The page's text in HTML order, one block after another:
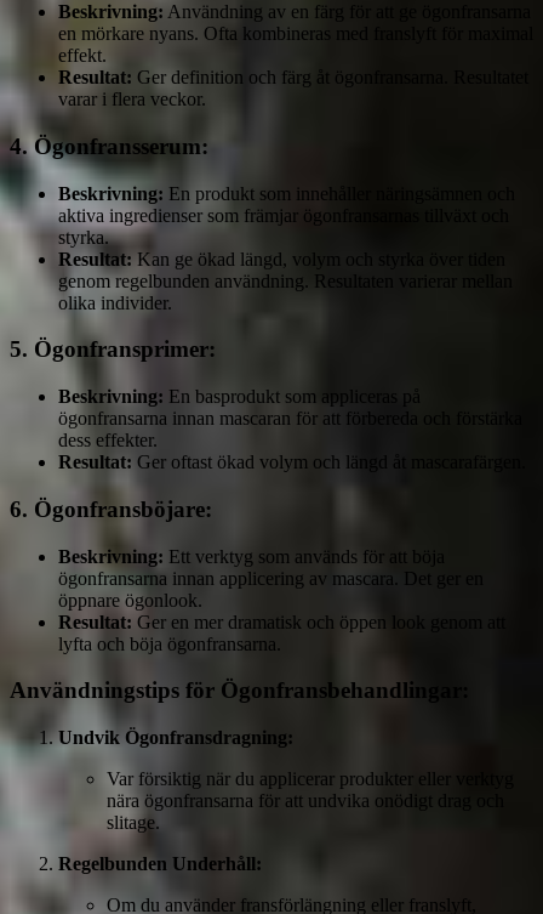
Beskrivning: Användning av en färg för att ge ögonfransarna
en mörkare nyans. Ofta kombineras med franslyft för maximal
effekt.
Resultat: Ger definition och färg åt ögonfransarna. Resultatet
varar i flera veckor.
4.Ögonfransserum:
Beskrivning: En produkt som innehåller näringsämnen och
aktiva ingredienser som främjar ögonfransarnas tillväxt och
styrka.
Resultat: Kan ge ökad längd, volym och styrka över tiden
genom regelbunden användning. Resultaten varierar mellan
olika individer.
5. Ögonfransprimer:
Beskrivning: En basprodukt som appliceras på
ögonfransarna innan mascaran för att förbereda och förstärka
dess effekter.
Resultat: Ger oftast ökad volym och längd åt mascarafärgen.
6. Ögonfransböjare:
Beskrivning: Ett verktyg som används för att böja
ögonfransarna innan applicering av mascara. Det ger en
öppnare ögonlook.
Resultat: Ger en mer dramatisk och öppen look genom att
lyfta och böja ögonfransarna.
Användningstips för Ögonfransbehandlingar:
Undvik Ögonfransdragning:
Var försiktig när du applicerar produkter eller verktyg
nära ögonfransarna för att undvika onödigt drag och
slitage.
Regelbunden Underhåll:
Om du använder fransförlängning eller franslyft,